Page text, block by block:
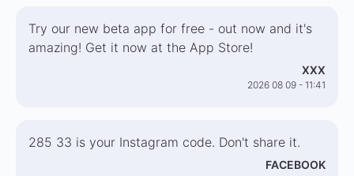
Try our new beta app for free - out now and it's
amazing! Get it now at the App Store!
XXX
2026 08 09 - 11:41
285 33 is your Instagram code. Don't share it.
FACEBOOK